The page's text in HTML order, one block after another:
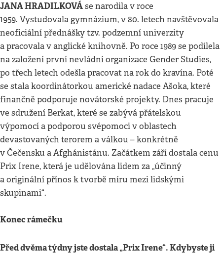
JANA HRADILKOVÁse narodila v roce
1959. Vystudovala gymnázium, v 80. letech navštěvovala
neoficiální přednášky tzv. podzemní univerzity
a pracovala v anglické knihovně. Po roce 1989 se podílela
na založení první nevládní organizace Gender Studies,
po třech letech odešla pracovat na rok do kravína. Poté
se stala koordinátorkou americké nadace Ašoka, které
finančně podporuje novátorské projekty. Dnes pracuje
ve sdružení Berkat, které se zabývá přátelskou
výpomocí a podporou svépomoci v oblastech
devastovaných terorem a válkou – konkrétně
v Čečensku a Afghánistánu. Začátkem září dostala cenu
Prix Irene, která je udělována lidem za „účinný
a originální přínos k tvorbě míru mezi lidskými
skupinami“.
Konec rámečku
Před dvěma týdny jste dostala „Prix Irene“. Kdybyste ji